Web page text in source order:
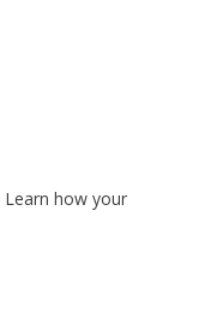
Learn how your